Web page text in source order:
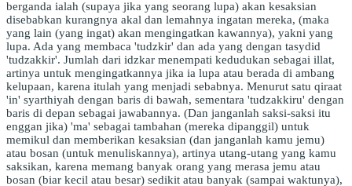
berganda ialah (supaya jika yang seorang lupa) akan kesaksian
disebabkan kurangnya akal dan lemahnya ingatan mereka, (maka
yang lain (yang ingat) akan mengingatkan kawannya), yakni yang
lupa. Ada yang membaca 'tudzkir' dan ada yang dengan tasydid
'tudzakkir'. Jumlah dari idzkar menempati kedudukan sebagai illat,
artinya untuk mengingatkannya jika ia lupa atau berada di ambang
kelupaan, karena itulah yang menjadi sebabnya. Menurut satu qiraat
'in' syarthiyah dengan baris di bawah, sementara 'tudzakkiru' dengan
baris di depan sebagai jawabannya. (Dan janganlah saksi-saksi itu
enggan jika) 'ma' sebagai tambahan (mereka dipanggil) untuk
memikul dan memberikan kesaksian (dan janganlah kamu jemu)
atau bosan (untuk menuliskannya), artinya utang-utang yang kamu
saksikan, karena memang banyak orang yang merasa jemu atau
bosan (biar kecil atau besar) sedikit atau banyak (sampai waktunya),